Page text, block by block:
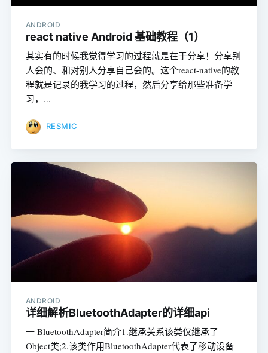
ANDROID
react native Android 基础教程（1）
其实有的时候我觉得学习的过程就是在于分享！分享别
人会的、和对别人分享自己会的。这个react-native的教
程就是记录的我学习的过程，然后分享给那些准备学
习，...
RESMIC
ANDROID
详细解析BluetoothAdapter的详细api
一 BluetoothAdapter简介1.继承关系该类仅继承了
Object类;2.该类作用BluetoothAdapter代表了移动设备